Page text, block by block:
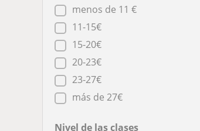
menos de 11 €
11-15€
15-20€
20-23€
23-27€
más de 27€
Nivel de las clases